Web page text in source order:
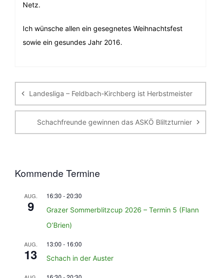
Netz.
Ich wünsche allen ein gesegnetes Weihnachtsfest
sowie ein gesundes Jahr 2016.
Landesliga – Feldbach-Kirchberg ist Herbstmeister
Schachfreunde gewinnen das ASKÖ Bliltzturnier
Kommende Termine
AUG.
9
16:30 -20:30
Grazer Sommerblitzcup 2026 – Termin 5 (Flann
O’Brien)
AUG.
13
13:00 - 16:00
Schach in der Auster